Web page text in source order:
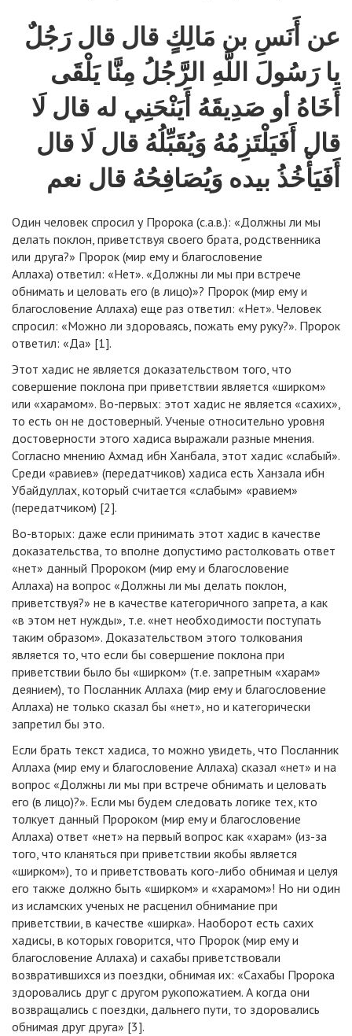
عن أَنَسِ بن مَالِكٍ قال قال رَجُلٌ
يا رَسُولَ اللَّهِ الرَّجُلُ مِنَّا يَلْقَى
أَخَاهُ أو صَدِيقَهُ أَيَنْحَنِي له قال لَا
قال أَفَيَلْتَزِمُهُ وَيُقَبِّلُهُ قال لَا قال
أَفَيَأْخُذُ بيده وَيُصَافِحُهُ قال نعم
Один человек спросил у Пророка (с.а.в.): «Должны ли мы
делать поклон, приветствуя своего брата, родственника
или друга?» Пророк (мир ему и благословение
Аллаха) ответил: «Нет». «Должны ли мы при встрече
обнимать и целовать его (в лицо)»? Пророк (мир ему и
благословение Аллаха) еще раз ответил: «Нет». Человек
спросил: «Можно ли здороваясь, пожать ему руку?». Пророк
ответил: «Да» [1].
Этот хадис не является доказательством того, что
совершение поклона при приветствии является «ширком»
или «харамом». Во-первых: этот хадис не является «сахих»,
то есть он не достоверный. Ученые относительно уровня
достоверности этого хадиса выражали разные мнения.
Согласно мнению Ахмад ибн Ханбала, этот хадис «слабый».
Среди «равиев» (передатчиков) хадиса есть Ханзала ибн
Убайдуллах, который считается «слабым» «равием»
(передатчиком) [2].
Во-вторых: даже если принимать этот хадис в качестве
доказательства, то вполне допустимо растолковать ответ
«нет» данный Пророком (мир ему и благословение
Аллаха) на вопрос «Должны ли мы делать поклон,
приветствуя?» не в качестве категоричного запрета, а как
«в этом нет нужды», т.е. «нет необходимости поступать
таким образом». Доказательством этого толкования
является то, что если бы совершение поклона при
приветствии было бы «ширком» (т.е. запретным «харам»
деянием), то Посланник Аллаха (мир ему и благословение
Аллаха) не только сказал бы «нет», но и категорически
запретил бы это.
Если брать текст хадиса, то можно увидеть, что Посланник
Аллаха (мир ему и благословение Аллаха) сказал «нет» и на
вопрос «Должны ли мы при встрече обнимать и целовать
его (в лицо)?». Если мы будем следовать логике тех, кто
толкует данный Пророком (мир ему и благословение
Аллаха) ответ «нет» на первый вопрос как «харам» (из-за
того, что кланяться при приветствии якобы является
«ширком»), то и приветствовать кого-либо обнимая и целуя
его также должно быть «ширком» и «харамом»! Но ни один
из исламских ученых не расценил обнимание при
приветствии, в качестве «ширка». Наоборот есть сахих
хадисы, в которых говорится, что Пророк (мир ему и
благословение Аллаха) и сахабы приветствовали
возвратившихся из поездки, обнимая их: «Сахабы Пророка
здоровались друг с другом рукопожатием. А когда они
возвращались с поездки, дальнего пути, то здоровались
обнимая друг друга» [3].